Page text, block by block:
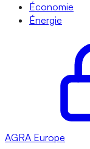
Économie
Énergie
AGRA Europe